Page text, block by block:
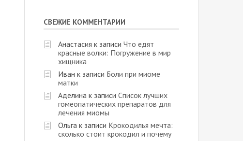
СВЕЖИЕ КОММЕНТАРИИ
Анастасия к записи Что едят
красные волки: Погружение в мир
хищника
Иван к записи Боли при миоме
матки
Аделина к записи Список лучших
гомеопатических препаратов для
лечения миомы
Ольга к записи Крокодилья мечта:
сколько стоит крокодил и почему